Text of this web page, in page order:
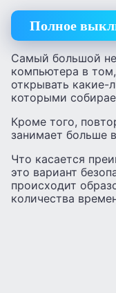
Полное
Самый большой
компьютера в
открывать какие-
которыми
Кроме того,
занимает больше
Что касается
это вариант
происходит
количества